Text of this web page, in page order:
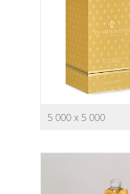
5 000 x 5 000